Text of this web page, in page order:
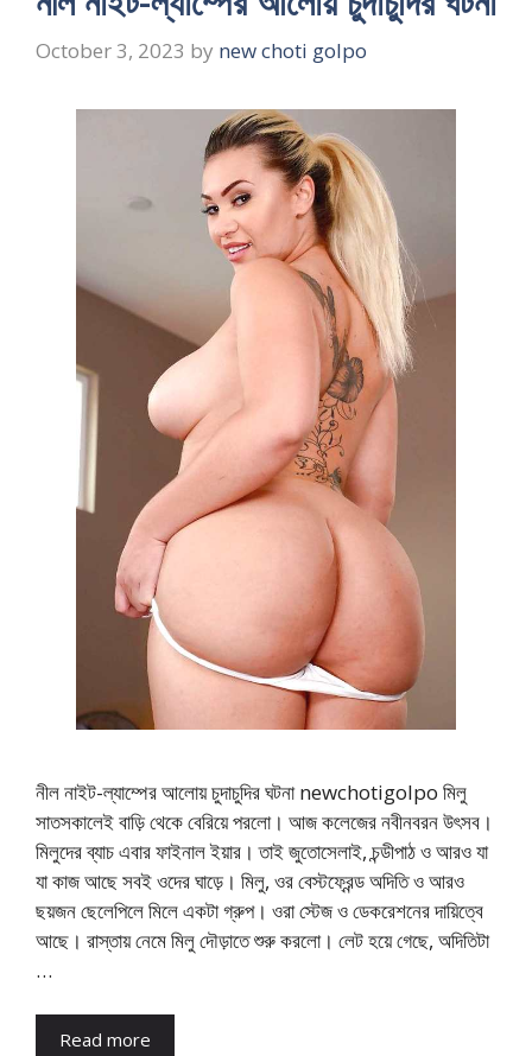
October 3, 2023 by new choti golpo
নীল নাইট-ল্যাম্পের আলোয় চুদাচুদির ঘটনা newchotigolpo মিলু
সাতসকালেই বাড়ি থেকে বেরিয়ে পরলো। আজ কলেজের নবীনবরন উৎসব।
মিলুদের ব্যাচ এবার ফাইনাল ইয়ার। তাই জুতোসেলাই, চন্ডীপাঠ ও আরও যা
যা কাজ আছে সবই ওদের ঘাড়ে। মিলু, ওর বেস্টফ্রেন্ড অদিতি ও আরও
ছয়জন ছেলেপিলে মিলে একটা গ্রুপ। ওরা স্টেজ ও ডেকরেশনের দায়িত্বে
আছে। রাস্তায় নেমে মিলু দৌড়াতে শুরু করলো। লেট হয়ে গেছে, অদিতিটা
…
Read more